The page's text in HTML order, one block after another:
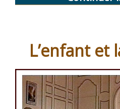
L’enfant et